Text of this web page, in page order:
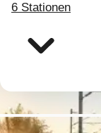
6 Stationen